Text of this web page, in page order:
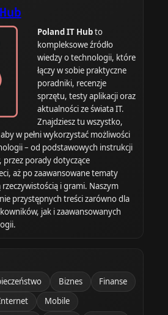
Poland IT Hubto
kompleksowe źródło
wiedzy o technologii, które
łączy w sobie praktyczne
poradniki, recenzje
sprzętu, testy aplikacji oraz
aktualności ze świata IT.
Znajdziesz tu wszystko,
w pełni wykorzystać możliwości
– od podstawowych instrukcji
przez porady dotyczące
aż po zaawansowane tematy
i grami. Naszym
przystępnych treści zarówno dla
jak i zaawansowanych
Biznes
Finanse
Mobile